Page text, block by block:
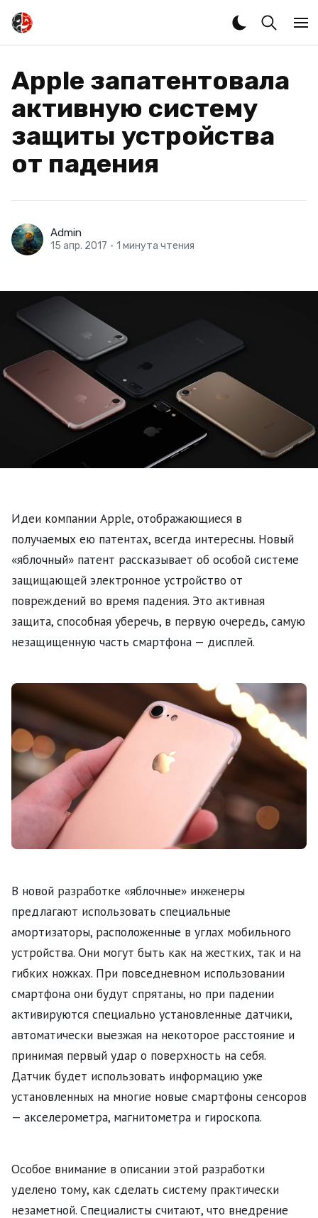
Apple запатентовала
активную систему
защиты устройства
от падения
Admin
15 апр. 2017 • 1 минута чтения
Идеи компании Apple, отображающиеся в
получаемых ею патентах, всегда интересны. Новый
«яблочный» патент рассказывает об особой системе
защищающей электронное устройство от
повреждений во время падения. Это активная
защита, способная уберечь, в первую очередь, самую
незащищенную часть смартфона — дисплей.
В новой разработке «яблочные» инженеры
предлагают использовать специальные
амортизаторы, расположенные в углах мобильного
устройства. Они могут быть как на жестких, так и на
гибких ножках. При повседневном использовании
смартфона они будут спрятаны, но при падении
активируются специально установленные датчики,
автоматически выезжая на некоторое расстояние и
принимая первый удар о поверхность на себя.
Датчик будет использовать информацию уже
установленных на многие новые смартфоны сенсоров
— акселерометра, магнитометра и гироскопа.
Особое внимание в описании этой разработки
уделено тому, как сделать систему практически
незаметной. Специалисты считают, что внедрение